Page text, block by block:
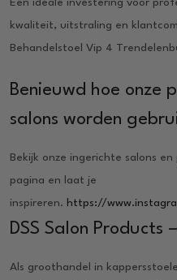
kwaliteit, uitstraling en
Behandelstoel Vip 4
Benieuwd hoe onze
salons worden
Bekijk onze ingerichte salons
pagina en laat je
inspireren. https://
DSS Salon Products
Als groothandel in